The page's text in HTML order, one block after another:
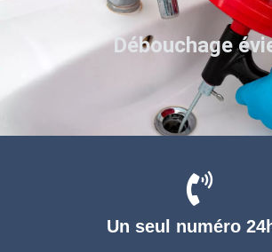
Un seul numéro
Débouchage